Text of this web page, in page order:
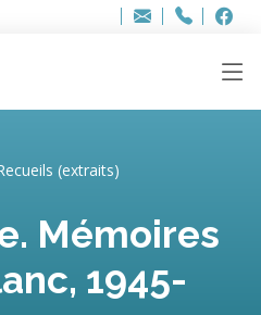
Adresse
info..hâthe..
Tel.
Tel.
(extraits)
Mémoires
1945-